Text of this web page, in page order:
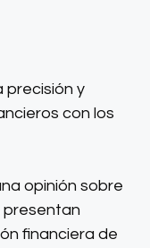
precisión y
con los
opinión sobre
presentan
financiera de